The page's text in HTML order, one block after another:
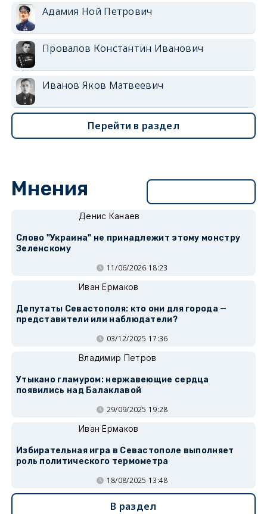
Адамия Ной Петрович
Провалов Константин Иванович
Иванов Яков Матвеевич
Перейти в раздел
Мнения
Денис Канаев
Слово "Украина" не принадлежит этому монстру
Зеленскому
11/06/2026 18:23
Иван Ермаков
Депутаты Севастополя: кто они для города —
представители или наблюдатели?
03/12/2025 17:36
Владимир Петров
Утыкано гламуром: нержавеющие сердца
появились над Балаклавой
29/09/2025 19:28
Иван Ермаков
Избирательная игра в Севастополе выполняет
роль политического термометра
18/08/2025 13:48
В раздел